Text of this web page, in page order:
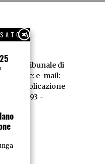
Tribunale di
e-mail:
Pubblicazione
-
dati
A